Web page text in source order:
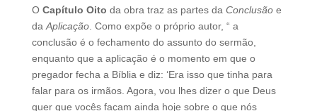
O Capítulo Oito da obra traz as partes da Conclusão e
da Aplicação. Como expõe o próprio autor, “ a
conclusão é o fechamento do assunto do sermão,
enquanto que a aplicação é o momento em que o
pregador fecha a Bíblia e diz: ‘Era isso que tinha para
falar para os irmãos. Agora, vou lhes dizer o que Deus
quer que vocês façam ainda hoje sobre o que nós